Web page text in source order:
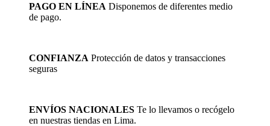
PAGO EN LÍNEA Disponemos de diferentes medio
de pago.
CONFIANZA Protección de datos y transacciones
seguras
ENVÍOS NACIONALES Te lo llevamos o recógelo
en nuestras tiendas en Lima.